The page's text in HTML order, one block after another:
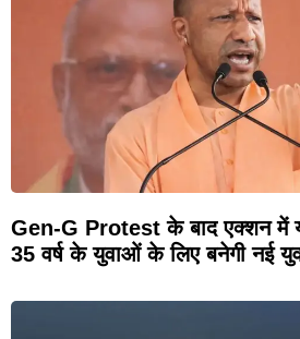
Gen-G Protest के बाद एक्शन में
35 वर्ष के युवाओं के लिए बनेगी नई